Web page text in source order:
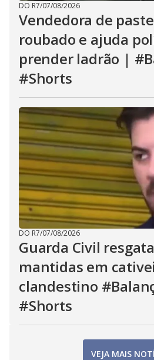
DO R7/07/08/2026
Vendedora de
roubado e ajuda
prender ladrão |
#Shorts
DO R7/07/08/2026
Guarda Civil
mantidas em
clandestino
#Shorts
VEJA MAIS